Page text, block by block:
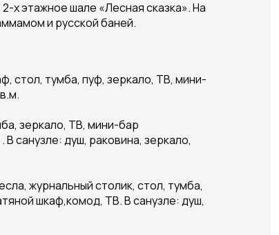
х этажное шале «Лесная сказка». На
и русской баней.
стол, тумба, пуф, зеркало, ТВ, мини-
зеркало, ТВ, мини-бар
санузле: душ, раковина, зеркало,
журнальный столик, стол, тумба,
шкаф,комод, ТВ. В санузле: душ,